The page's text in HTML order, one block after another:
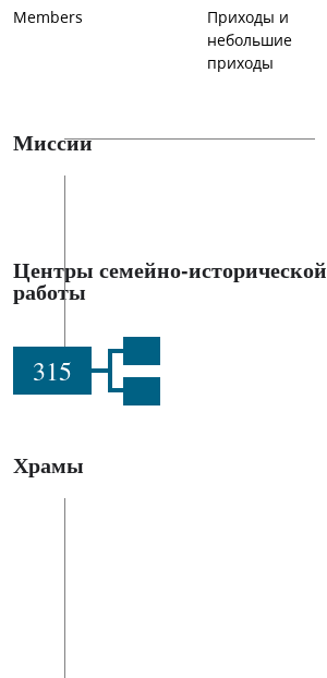
Members
Приходы и
небольшие
приходы
Миссии
Центры семейно-исторической
работы
315
Храмы